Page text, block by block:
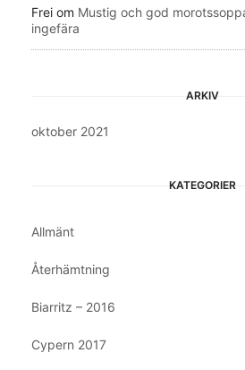
Frei om Mustig och god
ingefära
ARKIV
oktober 2021
KATEGORIER
Allmänt
Återhämtning
Biarritz – 2016
Cypern 2017